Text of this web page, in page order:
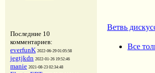
Последние 10
комментариев:
everfunK 2022-06-29 01:05:58
jegtjkdn 2022-01-26 19:52:46
manie 2021-08-23 02:34:48
Ветвь
Все